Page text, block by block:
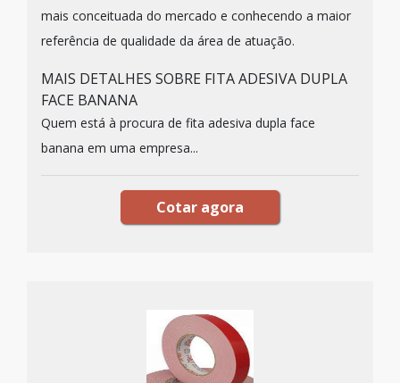
mais conceituada do mercado e conhecendo a maior
referência de qualidade da área de atuação.
MAIS DETALHES SOBRE FITA ADESIVA DUPLA
FACE BANANA
Quem está à procura de fita adesiva dupla face
banana em uma empresa...
Cotar agora